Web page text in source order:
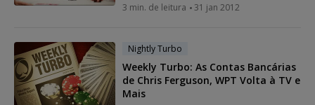
3 min. de leitura 31 jan 2012
Nightly Turbo
Weekly Turbo: As Contas Bancárias
de Chris Ferguson, WPT Volta à TV e
Mais